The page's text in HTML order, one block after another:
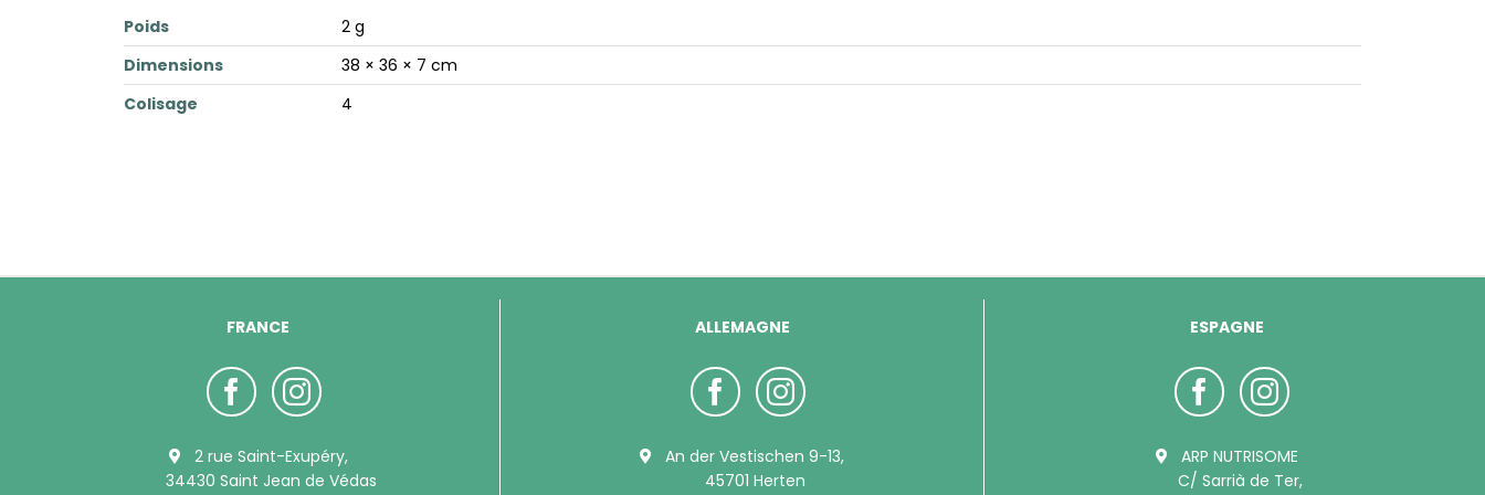
Poids
2 g
Dimensions
38 × 36 × 7 cm
Colisage
4
FRANCE
2 rue Saint-Exupéry,
34430 Saint Jean de Védas
ALLEMAGNE
An der Vestischen 9-13,
45701 Herten
ESPAGNE
ARP NUTRISOME
C/ Sarrià de Ter,